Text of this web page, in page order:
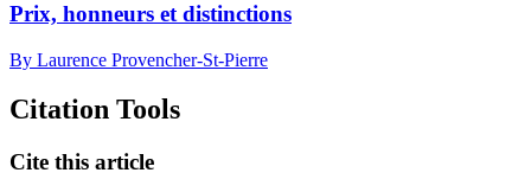
Prix, honneurs et distinctions
By Laurence Provencher-St-Pierre
Citation Tools
Cite this article